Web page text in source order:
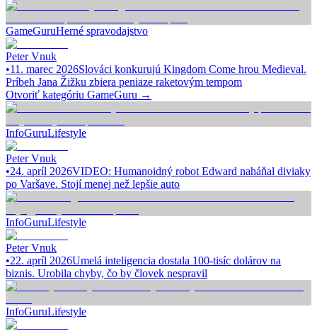
GameGuruHerné spravodajstvo
Peter Vnuk
•11. marec 2026Slováci konkurujú Kingdom Come hrou Medieval.
Príbeh Jana Žižku zbiera peniaze raketovým tempom
Otvoriť kategóriu GameGuru →
InfoGuruLifestyle
Peter Vnuk
•24. apríl 2026VIDEO: Humanoidný robot Edward naháňal diviaky
po Varšave. Stojí menej než lepšie auto
InfoGuruLifestyle
Peter Vnuk
•22. apríl 2026Umelá inteligencia dostala 100-tisíc dolárov na
biznis. Urobila chyby, čo by človek nespravil
InfoGuruLifestyle